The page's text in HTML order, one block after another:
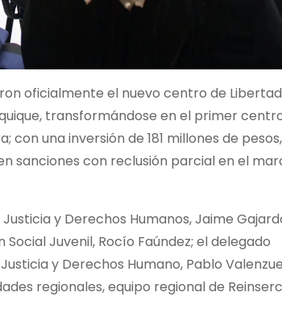
oficialmente el nuevo centro de Libertad
transformándose en el primer
una inversión de 181 millones de
sanciones con reclusión parcial en el
y Derechos Humanos, Jaime
Juvenil, Rocío Faúndez; el delegado
y Derechos Humano, Pablo
regionales, equipo regional de